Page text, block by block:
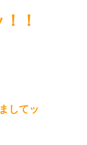
！
してッ